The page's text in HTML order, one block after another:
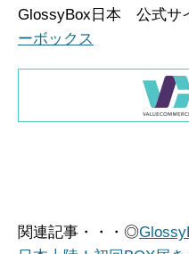
GlossyBox日本 公式
ーボックス
関連記事・・・◎